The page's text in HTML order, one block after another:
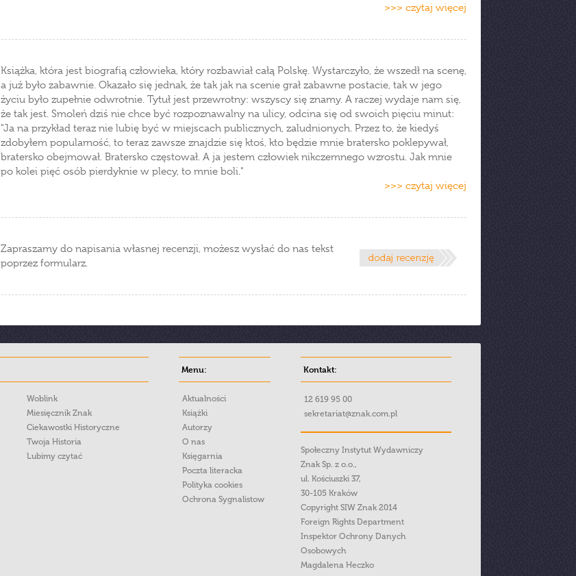
>>> czytaj więcej
Książka, która jest biografią człowieka, który rozbawiał całą Polskę. Wystarczyło, że wszedł na scenę,
a już było zabawnie. Okazało się jednak, że tak jak na scenie grał zabawne postacie, tak w jego
życiu było zupełnie odwrotnie. Tytuł jest przewrotny: wszyscy się znamy. A raczej wydaje nam się,
że tak jest. Smoleń dziś nie chce być rozpoznawalny na ulicy, odcina się od swoich pięciu minut:
"Ja na przykład teraz nie lubię być w miejscach publicznych, zaludnionych. Przez to, że kiedyś
zdobyłem popularność, to teraz zawsze znajdzie się ktoś, kto będzie mnie bratersko poklepywał,
bratersko obejmował. Bratersko częstował. A ja jestem człowiek nikczemnego wzrostu. Jak mnie
po kolei pięć osób pierdyknie w plecy, to mnie boli."
>>> czytaj więcej
Zapraszamy do napisania własnej recenzji, możesz wysłać do nas tekst
poprzez formularz.
Woblink
Miesięcznik Znak
Ciekawostki Historyczne
Twoja Historia
Lubimy czytać
Menu:
Aktualności
Książki
Autorzy
O nas
Księgarnia
Poczta literacka
Polityka cookies
Ochrona Sygnalistow
Kontakt:
12 619 95 00
sekretariat@znak.com.pl
Społeczny Instytut Wydawniczy
Znak Sp. z o.o.,
ul. Kościuszki 37,
30-105 Kraków
Copyright SIW Znak 2014
Foreign Rights Department
Inspektor Ochrony Danych
Osobowych
Magdalena Heczko